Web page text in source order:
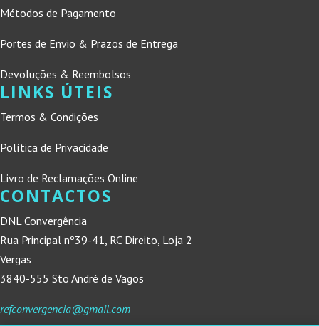
Métodos de Pagamento
Portes de Envio & Prazos de Entrega
Devoluções & Reembolsos
LINKS ÚTEIS
Termos & Condições
Política de Privacidade
Livro de Reclamações Online
CONTACTOS
DNL Convergência
Rua Principal nº39-41, RC Direito, Loja 2
Vergas
3840-555 Sto André de Vagos
refconvergencia@gmail.com